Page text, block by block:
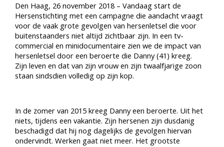
Den Haag, 26 november 2018 – Vandaag start de
Hersenstichting met een campagne die aandacht vraagt
voor de vaak grote gevolgen van hersenletsel die voor
buitenstaanders niet altijd zichtbaar zijn. In een tv-
commercial en minidocumentaire zien we de impact van
hersenletsel door een beroerte die Danny (41) kreeg.
Zijn leven en dat van zijn vrouw en zijn twaalfjarige zoon
staan sindsdien volledig op zijn kop.
In de zomer van 2015 kreeg Danny een beroerte. Uit het
niets, tijdens een vakantie. Zijn hersenen zijn dusdanig
beschadigd dat hij nog dagelijks de gevolgen hiervan
ondervindt. Werken gaat niet meer. Het grootste